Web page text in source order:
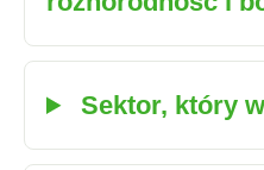
Sektor, który